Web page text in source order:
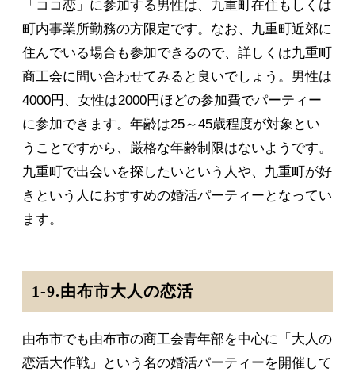
「ココ恋」に参加する男性は、九重町在住もしくは
町内事業所勤務の方限定です。なお、九重町近郊に
住んでいる場合も参加できるので、詳しくは九重町
商工会に問い合わせてみると良いでしょう。男性は
4000円、女性は2000円ほどの参加費でパーティー
に参加できます。年齢は25～45歳程度が対象とい
うことですから、厳格な年齢制限はないようです。
九重町で出会いを探したいという人や、九重町が好
きという人におすすめの婚活パーティーとなってい
ます。
1-9.由布市大人の恋活
由布市でも由布市の商工会青年部を中心に「大人の
恋活大作戦」という名の婚活パーティーを開催して